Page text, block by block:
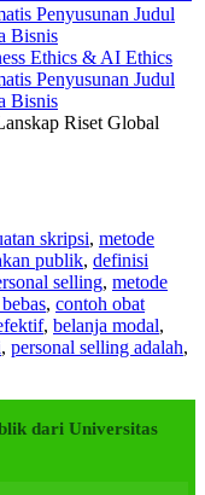
Ethics & AI Ethics
Penyusunan Judul
Bisnis
Riset Global
skripsi, metode
publik, definisi
selling, metode
, contoh obat
, belanja modal,
, personal selling adalah,
dari Universitas